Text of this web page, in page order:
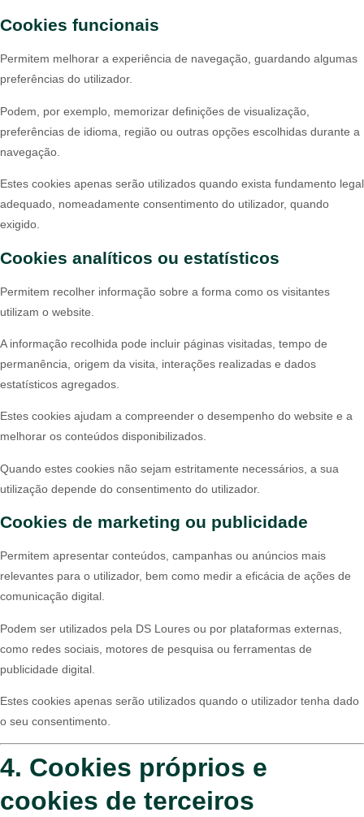
Cookies funcionais
Permitem melhorar a experiência de navegação, guardando algumas
preferências do utilizador.
Podem, por exemplo, memorizar definições de visualização,
preferências de idioma, região ou outras opções escolhidas durante a
navegação.
Estes cookies apenas serão utilizados quando exista fundamento legal
adequado, nomeadamente consentimento do utilizador, quando
exigido.
Cookies analíticos ou estatísticos
Permitem recolher informação sobre a forma como os visitantes
utilizam o website.
A informação recolhida pode incluir páginas visitadas, tempo de
permanência, origem da visita, interações realizadas e dados
estatísticos agregados.
Estes cookies ajudam a compreender o desempenho do website e a
melhorar os conteúdos disponibilizados.
Quando estes cookies não sejam estritamente necessários, a sua
utilização depende do consentimento do utilizador.
Cookies de marketing ou publicidade
Permitem apresentar conteúdos, campanhas ou anúncios mais
relevantes para o utilizador, bem como medir a eficácia de ações de
comunicação digital.
Podem ser utilizados pela DS Loures ou por plataformas externas,
como redes sociais, motores de pesquisa ou ferramentas de
publicidade digital.
Estes cookies apenas serão utilizados quando o utilizador tenha dado
o seu consentimento.
4. Cookies próprios e
cookies de terceiros